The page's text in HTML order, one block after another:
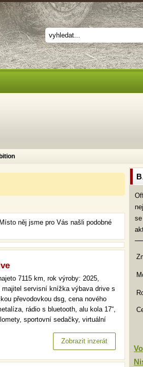
něj jsme pro Vás našli podobné
7115 km, rok výroby: 2025,
servisní knížka výbava drive s
převodovkou dsg, cena nového
rádio s bluetooth, alu kola 17“,
sportovní sedačky, virtuální
Zobrazit inzerát